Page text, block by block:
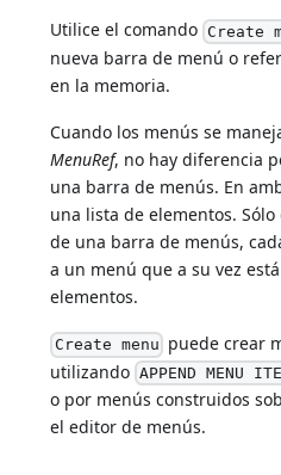
Utilice el comando Create
nueva barra de menú o
en la memoria.
Cuando los menús se
MenuRef, no hay diferencia
una barra de menús. En
una lista de elementos.
de una barra de menús,
a un menú que a su vez
elementos.
Create menu puede crear
utilizando APPEND MENU
o por menús construidos
el editor de menús.